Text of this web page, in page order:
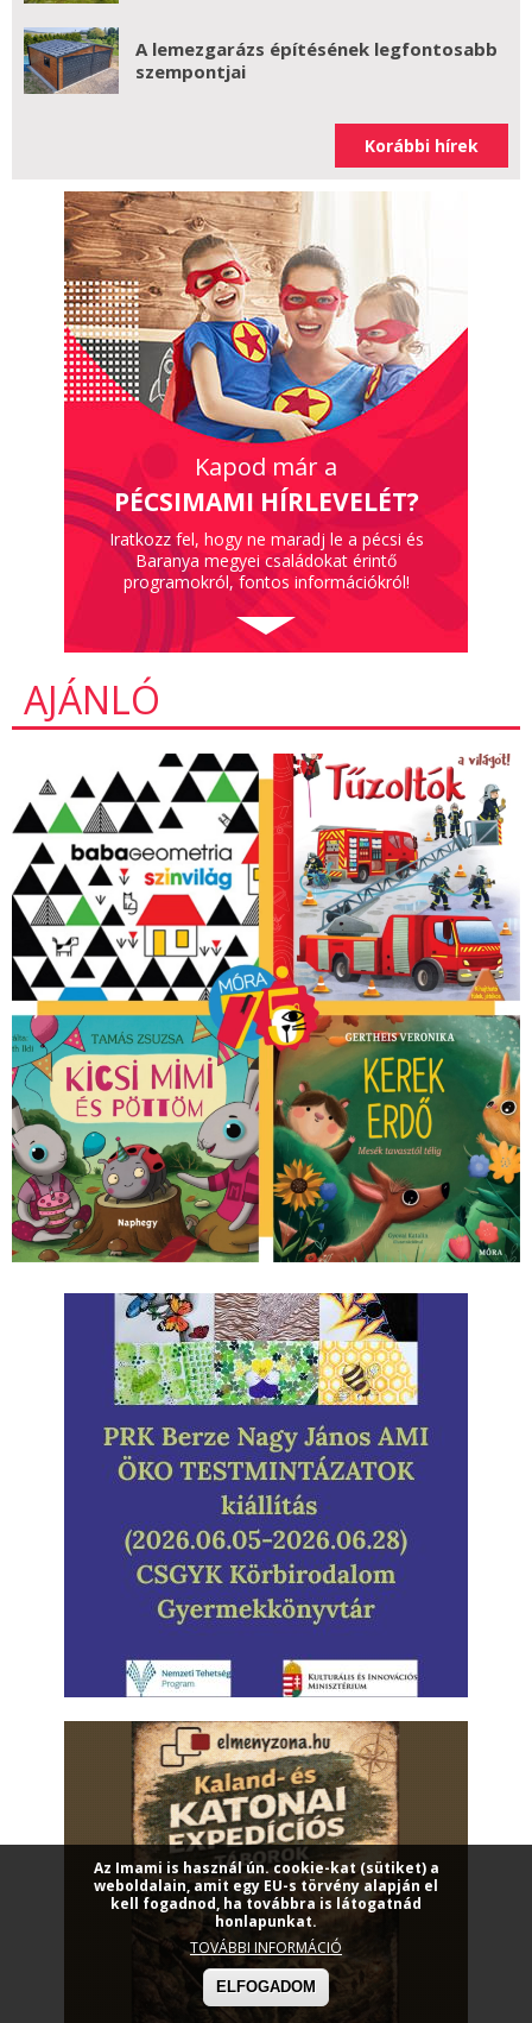
A lemezgarázs építésének legfontosabb
szempontjai
Korábbi hírek
Kapod már a
PÉCSIMAMI HÍRLEVELÉT?
Iratkozz fel, hogy ne maradj le a pécsi és
Baranya megyei családokat érintő
programokról, fontos információkról!
AJÁNLÓ
Az Imami is használ ún. cookie-kat (sütiket) a
weboldalain, amit egy EU-s törvény alapján el
kell fogadnod, ha továbbra is látogatnád
honlapunkat.
TOVÁBBI INFORMÁCIÓ
ELFOGADOM